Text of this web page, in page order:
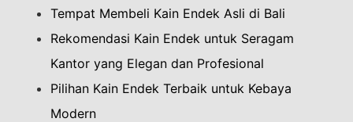
Tempat Membeli Kain Endek Asli di Bali
Rekomendasi Kain Endek untuk Seragam
Kantor yang Elegan dan Profesional
Pilihan Kain Endek Terbaik untuk Kebaya
Modern